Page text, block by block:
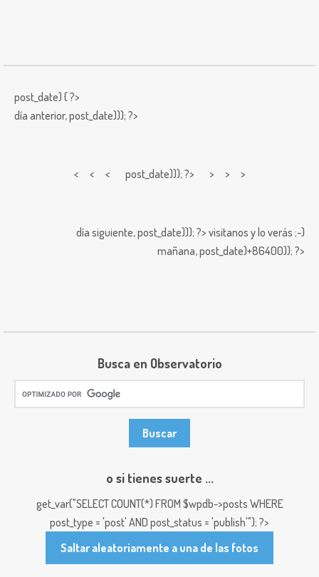
post_date) { ?>
día anterior,post_date))); ?>
< < < post_date))); ?> > > >
día siguiente,post_date))); ?> visitanos y lo verás ;-)
mañana,post_date)+86400)); ?>
Busca en Observatorio
o si tienes suerte ...
get_var("SELECT COUNT(*) FROM $wpdb->posts WHERE
post_type = 'post' AND post_status = 'publish'"); ?>
Saltar aleatoriamente a una de las fotos